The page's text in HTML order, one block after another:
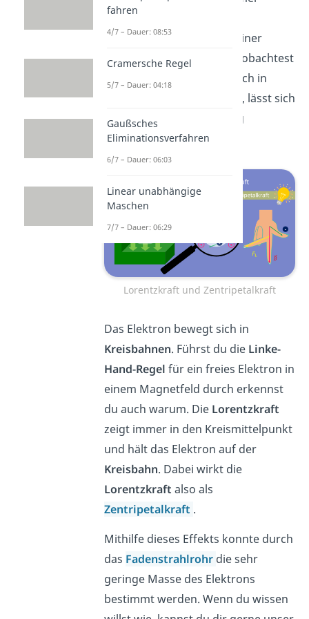
senkrecht
zur
Bewegungsrichtung
einer
Ladungim Magnetfeld
. Beobachtest
du ein Elektron, welches sich in
einem Magnetfeld bewegt, lässt sich
folgender Zusammenhang
entdecken.
Lorentzkraft und Zentripetalkraft
Das Elektron bewegt sich in
Kreisbahnen. Führst du die Linke-
Hand-Regel für ein freies Elektron in
einem Magnetfeld durch erkennst
du auch warum. Die Lorentzkraft
zeigt immer in den Kreismittelpunkt
und hält das Elektron auf der
Kreisbahn. Dabei wirkt die
Lorentzkraft also als
Zentripetalkraft .
Mithilfe dieses Effekts konnte durch
das Fadenstrahlrohr die sehr
geringe Masse des Elektrons
bestimmt werden. Wenn du wissen
fahren
4/7 – Dauer: 08:53
Cramersche Regel
5/7 – Dauer: 04:18
Gaußsches
Eliminationsverfahren
6/7 – Dauer: 06:03
Linear unabhängige
Maschen
7/7 – Dauer: 06:29